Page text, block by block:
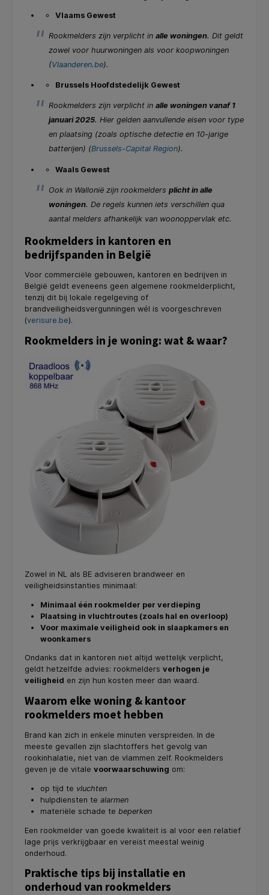
Vlaams Gewest
Rookmelders zijn verplicht in alle woningen. Dit geldt
zowel voor huurwoningen als voor koopwoningen
(Vlaanderen.be).
Brussels Hoofdstedelijk Gewest
Rookmelders zijn verplicht in alle woningen vanaf 1
januari 2025. Hier gelden aanvullende eisen voor type
en plaatsing (zoals optische detectie en 10-jarige
batterijen) (Brussels-Capital Region).
Waals Gewest
Ook in Wallonië zijn rookmelders plicht in alle
woningen. De regels kunnen iets verschillen qua
aantal melders afhankelijk van woonoppervlak etc.
Rookmelders in kantoren en
bedrijfspanden in België
Voor commerciële gebouwen, kantoren en bedrijven in
België geldt eveneens geen algemene rookmelderplicht,
tenzij dit bij lokale regelgeving of
brandveiligheidsvergunningen wél is voorgeschreven
(verisure.be).
Rookmelders in je woning: wat & waar?
Zowel in NL als BE adviseren brandweer en
veiligheidsinstanties minimaal:
Minimaal één rookmelder per verdieping
Plaatsing in vluchtroutes (zoals hal en overloop)
Voor maximale veiligheid ook in slaapkamers en
woonkamers
Ondanks dat in kantoren niet altijd wettelijk verplicht,
geldt hetzelfde advies: rookmelders verhogen je
veiligheid en zijn hun kosten meer dan waard.
Waarom elke woning & kantoor
rookmelders moet hebben
Brand kan zich in enkele minuten verspreiden. In de
meeste gevallen zijn slachtoffers het gevolg van
rookinhalatie, niet van de vlammen zelf. Rookmelders
geven je de vitale voorwaarschuwing om:
op tijd te vluchten
hulpdiensten te alarmen
materiële schade te beperken
Een rookmelder van goede kwaliteit is al voor een relatief
lage prijs verkrijgbaar en vereist meestal weinig
onderhoud.
Praktische tips bij installatie en
onderhoud van rookmelders